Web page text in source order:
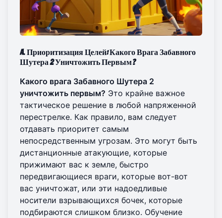
A. Приоритизация Целей: Какого Врага Забавного
Шутера 2 Уничтожить Первым?
Какого врага Забавного Шутера 2
уничтожить первым? Это крайне важное
тактическое решение в любой напряженной
перестрелке. Как правило, вам следует
отдавать приоритет самым
непосредственным угрозам. Это могут быть
дистанционные атакующие, которые
прижимают вас к земле, быстро
передвигающиеся враги, которые вот-вот
вас уничтожат, или эти надоедливые
носители взрывающихся бочек, которые
подбираются слишком близко. Обучение